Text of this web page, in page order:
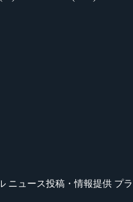
ニュース投稿・情報提供 プ